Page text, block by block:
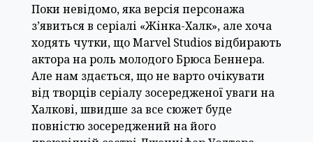
Поки невідомо, яка версія персонажа
з’явиться в серіалі «Жінка-Халк», але хоча
ходять чутки, що Marvel Studios відбирають
актора на роль молодого Брюса Беннера.
Але нам здається, що не варто очікувати
від творців серіалу зосередженої уваги на
Халкові, швидше за все сюжет буде
повністю зосереджений на його